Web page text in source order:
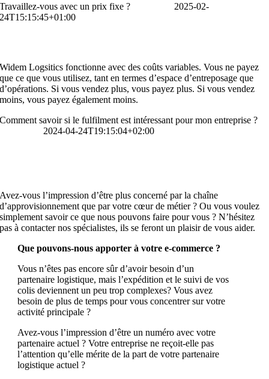
Travaillez-vous avec un prix fixe ?
2025-02-
24T15:15:45+01:00
Widem Logsitics fonctionne avec des coûts variables. Vous ne payez
que ce que vous utilisez, tant en termes d’espace d’entreposage que
d’opérations. Si vous vendez plus, vous payez plus. Si vous vendez
moins, vous payez également moins.
Comment savoir si le fulfilment est intéressant pour mon entreprise ?
2024-04-24T19:15:04+02:00
Avez-vous l’impression d’être plus concerné par la chaîne
d’approvisionnement que par votre cœur de métier ? Ou vous voulez
simplement savoir ce que nous pouvons faire pour vous ? N’hésitez
pas à contacter nos spécialistes, ils se feront un plaisir de vous aider.
Que pouvons-nous apporter à votre e-commerce ?
Vous n’êtes pas encore sûr d’avoir besoin d’un
partenaire logistique, mais l’expédition et le suivi de vos
colis deviennent un peu trop complexes? Vous avez
besoin de plus de temps pour vous concentrer sur votre
activité principale ?
Avez-vous l’impression d’être un numéro avec votre
partenaire actuel ? Votre entreprise ne reçoit-elle pas
l’attention qu’elle mérite de la part de votre partenaire
logistique actuel ?